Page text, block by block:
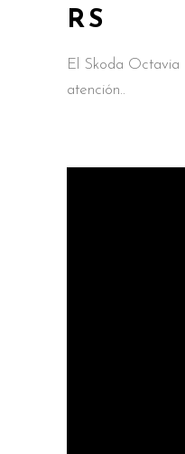
RS
El Skoda Octavia
atención